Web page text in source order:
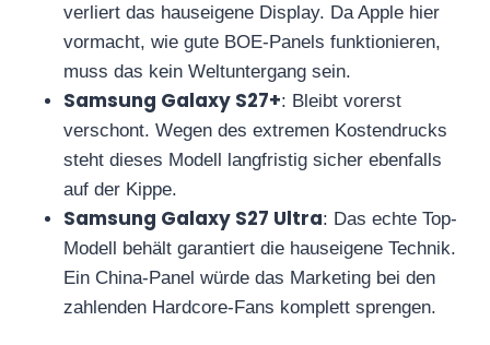
verliert das hauseigene Display. Da Apple hier
vormacht, wie gute BOE-Panels funktionieren,
muss das kein Weltuntergang sein.
Samsung Galaxy S27+: Bleibt vorerst
verschont. Wegen des extremen Kostendrucks
steht dieses Modell langfristig sicher ebenfalls
auf der Kippe.
Samsung Galaxy S27 Ultra: Das echte Top-
Modell behält garantiert die hauseigene Technik.
Ein China-Panel würde das Marketing bei den
zahlenden Hardcore-Fans komplett sprengen.